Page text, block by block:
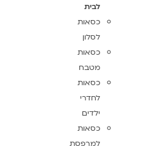
לבית
כסאות
לסלון
כסאות
מטבח
כסאות
לחדרי
ילדים
כסאות
למרפסת